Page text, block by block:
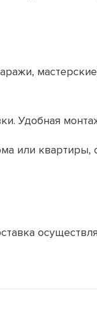
Удобная
или квартиры,